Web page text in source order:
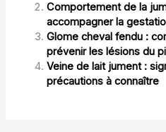
Comportement de la
accompagner la
Glome cheval fendu :
prévenir les lésions du
Veine de lait jument :
précautions à connaître